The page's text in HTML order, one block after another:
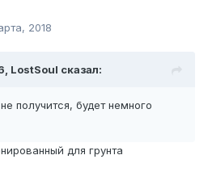
2018
LostSoul сказал:
получится, будет немного
для грунта